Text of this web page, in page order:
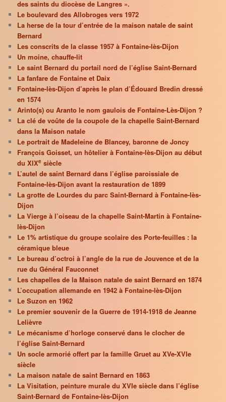
des saints du diocèse de Langres ».
Le boulevard des Allobroges vers 1972
La herse de la tour d’entrée de la maison natale de saint
Bernard
Les conscrits de la classe 1957 à Fontaine-lès-Dijon
Un moine, chauffe-lit
Le saint Bernard du portail nord de l’église Saint-Bernard
La fanfare de Fontaine et Daix
Fontaine-lès-Dijon d’après le plan d’Édouard Bredin dressé
en 1574
Arinto(s) ou Aranto le nom gaulois de Fontaine-Lès-Dijon ?
La clé de voûte de la coupole de la chapelle Saint-Bernard
dans la Maison natale
Le portrait de Madeleine de Blancey, baronne de Joncy
François Goisset, un hôtelier à Fontaine-lès-Dijon au début
du XIXe siècle
L’autel de saint Bernard dans l’église paroissiale de
Fontaine-lès-Dijon avant la restauration de 1899
La grotte de Lourdes du parc Saint-Bernard à Fontaine-lès-
Dijon
La Vierge à l’oiseau de la chapelle Saint-Martin à Fontaine-
lès-Dijon
Le 1% artistique du groupe scolaire des Porte-feuilles : la
céramique bleue
Le bureau d’octroi à l’angle de la rue de Jouvence et de la
rue du Général Fauconnet
Les chapelles de la Maison natale de saint Bernard en 1874
L’occupation allemande en 1942 à Fontaine-lès-Dijon
Le Suzon en 1962
Le premier souvenir de la Guerre de 1914-1918 de Jeanne
Lelièvre
Le mécanisme d’horloge conservé dans le clocher de
l’église Saint-Bernard
Un socle armorié offert par la famille Gruet au XVe-XVIe
siècle
La maison natale de saint Bernard en 1863
La Visitation, peinture murale du XVIe siècle dans l’église
Saint-Bernard de Fontaine-lès-Dijon